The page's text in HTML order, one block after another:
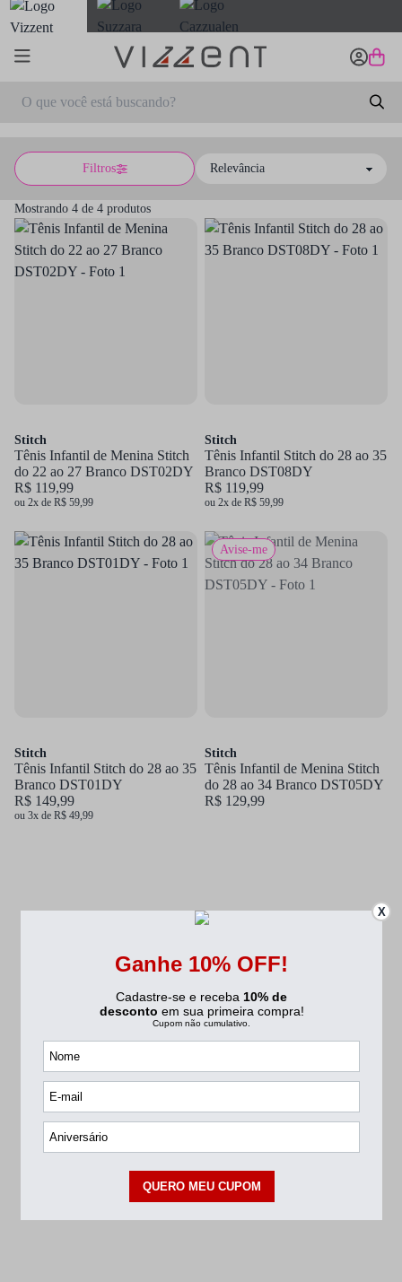
Filtros
Sort by
Mostrando 4 de 4 produtos
Stitch
Tênis Infantil de Menina Stitch
do 22 ao 27 Branco DST02DY
R$ 119,99
ou 2x de R$ 59,99
Stitch
Tênis Infantil Stitch do 28 ao 35
Branco DST08DY
R$ 119,99
ou 2x de R$ 59,99
Stitch
Tênis Infantil Stitch do 28 ao 35
Branco DST01DY
R$ 149,99
ou 3x de R$ 49,99
Avise-me
Stitch
Tênis Infantil de Menina Stitch
do 28 ao 34 Branco DST05DY
R$ 129,99
X